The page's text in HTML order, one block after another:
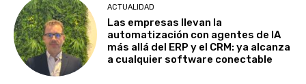
ACTUALIDAD
Las empresas llevan la
automatización con agentes de IA
más allá del ERP y el CRM: ya alcanza
a cualquier software conectable